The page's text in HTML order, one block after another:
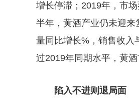
增长停滞；2019年，市
半年，黄酒产业仍未迎
量同比增长%，销售收入
过2019年同期水平，黄
陷入不进则退局面